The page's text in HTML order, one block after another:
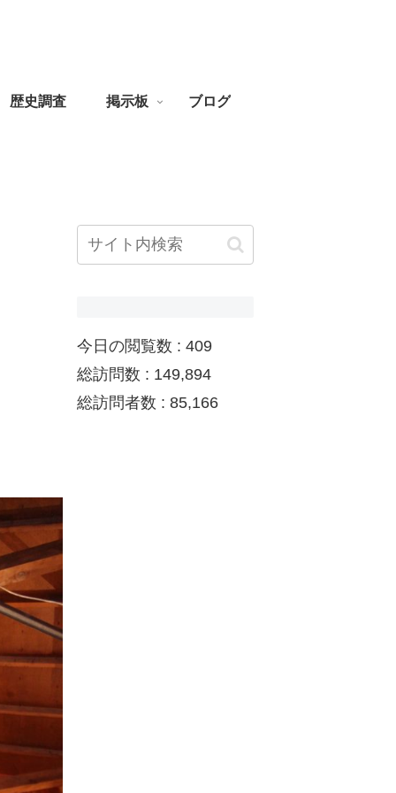
歴史調査 掲示板 ブログ
今日の閲覧数 : 409
総訪問数 : 149,894
総訪問者数 : 85,166